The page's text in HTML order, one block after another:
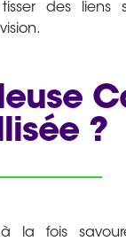
des liens
?
la fois